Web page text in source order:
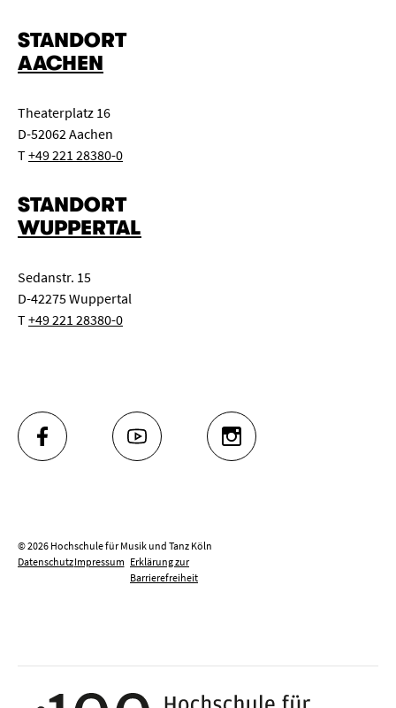
STANDORT
AACHEN
Theaterplatz 16
D-52062 Aachen
T+49 221 28380-0
STANDORT
WUPPERTAL
Sedanstr. 15
D-42275 Wuppertal
T+49 221 28380-0
FACEBOOK YOUTUBE INSTAGRAM
© 2026 Hochschule für Musik und Tanz Köln
DatenschutzImpressum Erklärung zur
Barrierefreiheit